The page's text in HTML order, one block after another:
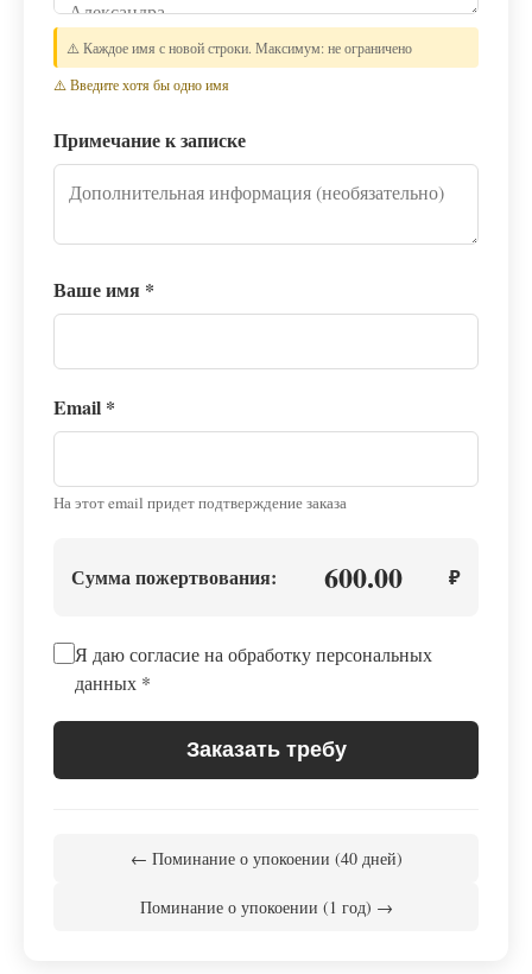
⚠️ Каждое имя с новой строки. Максимум: не ограничено
⚠️ Введите хотя бы одно имя
Примечание к записке
Ваше имя *
Email *
На этот email придет подтверждение заказа
Сумма пожертвования: 600.00 ₽
Я даю согласие на обработку персональных
данных *
Заказать требу
← Поминание о упокоении (40 дней)
Поминание о упокоении (1 год) →